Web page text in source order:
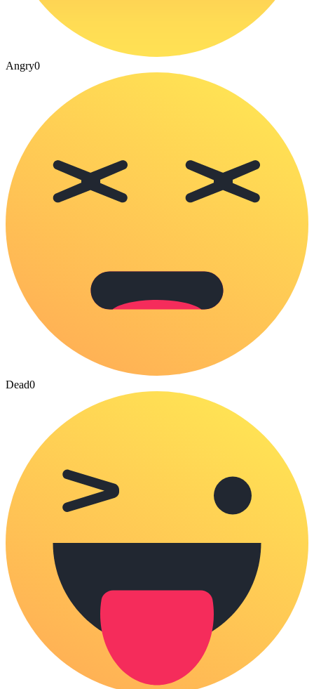
Angry0
Dead0